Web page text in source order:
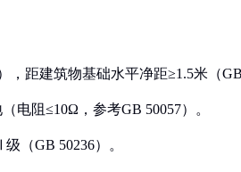
距建筑物基础水平净距≥1.5米（GB
电阻≤10Ω，参考GB 50057）。
（GB 50236）。